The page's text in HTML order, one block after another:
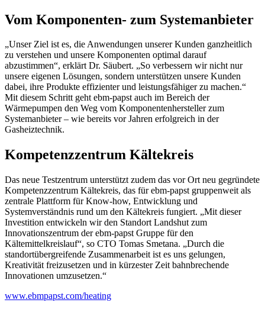
Vom Komponenten- zum Systemanbieter
„Unser Ziel ist es, die Anwendungen unserer Kunden ganzheitlich
zu verstehen und unsere Komponenten optimal darauf
abzustimmen“, erklärt Dr. Säubert. „So verbessern wir nicht nur
unsere eigenen Lösungen, sondern unterstützen unsere Kunden
dabei, ihre Produkte effizienter und leistungsfähiger zu machen.“
Mit diesem Schritt geht ebm-papst auch im Bereich der
Wärmepumpen den Weg vom Komponentenhersteller zum
Systemanbieter – wie bereits vor Jahren erfolgreich in der
Gasheiztechnik.
Kompetenzzentrum Kältekreis
Das neue Testzentrum unterstützt zudem das vor Ort neu gegründete
Kompetenzzentrum Kältekreis, das für ebm-papst gruppenweit als
zentrale Plattform für Know-how, Entwicklung und
Systemverständnis rund um den Kältekreis fungiert. „Mit dieser
Investition entwickeln wir den Standort Landshut zum
Innovationszentrum der ebm-papst Gruppe für den
Kältemittelkreislauf“, so CTO Tomas Smetana. „Durch die
standortübergreifende Zusammenarbeit ist es uns gelungen,
Kreativität freizusetzen und in kürzester Zeit bahnbrechende
Innovationen umzusetzen.“
www.ebmpapst.com/heating